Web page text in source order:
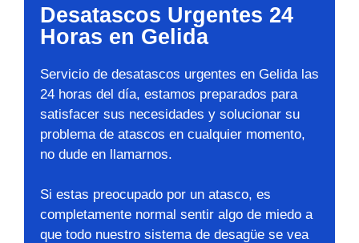
Desatascos Urgentes 24
Horas en Gelida
Servicio de desatascos urgentes en Gelida las
24 horas del día, estamos preparados para
satisfacer sus necesidades y solucionar su
problema de atascos en cualquier momento,
no dude en llamarnos.
Si estas preocupado por un atasco, es
completamente normal sentir algo de miedo a
que todo nuestro sistema de desagüe se vea